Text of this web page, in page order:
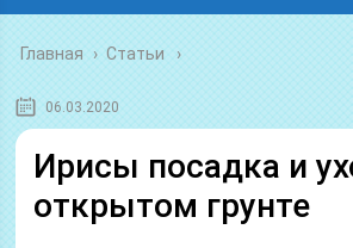
Главная › Статьи
06.03.2020
Ирисы посадка и
открытом грунте